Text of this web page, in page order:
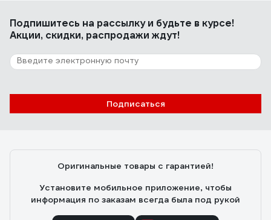
Подпишитесь на рассылкуи будьте в курсе!
Акции, скидки, распродажи ждут!
Подписаться
Оригинальные товары с гарантией!
Установите мобильное приложение, чтобы
информация по заказам всегда была под рукой